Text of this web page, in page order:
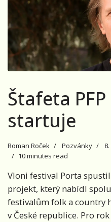
Štafeta
startuje
Roman Roček Pozvánky
10 minutes read
Vloni festival Porta
projekt, který nabídl
festivalům folk a country
v České republice. Pro